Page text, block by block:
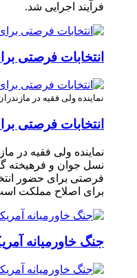
فرآیند اجرایی شد. ‎
انتخابات فرصتی
نماینده ولی فقیه در
انتخابات فرصتی
نماینده ولی فقیه در
نسل جوان و فرهیخته
فرصتی برای حضور
برای اصلاح مملکت
جنگ خاورمیانه